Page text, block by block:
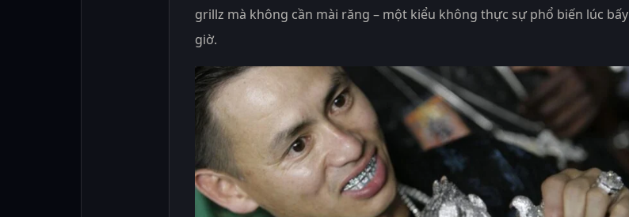
grillz mà không cần mài răng – một kiểu không thực sự phổ biến lúc bấy
giờ.